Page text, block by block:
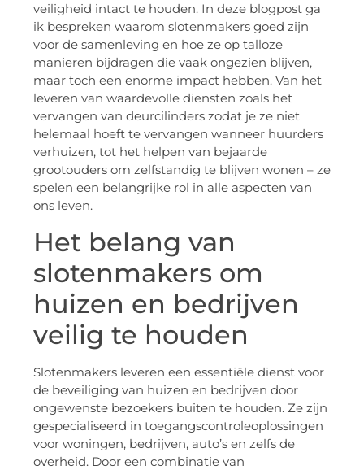
veiligheid intact te houden. In deze blogpost ga
ik bespreken waarom slotenmakers goed zijn
voor de samenleving en hoe ze op talloze
manieren bijdragen die vaak ongezien blijven,
maar toch een enorme impact hebben. Van het
leveren van waardevolle diensten zoals het
vervangen van deurcilinders zodat je ze niet
helemaal hoeft te vervangen wanneer huurders
verhuizen, tot het helpen van bejaarde
grootouders om zelfstandig te blijven wonen – ze
spelen een belangrijke rol in alle aspecten van
ons leven.
Het belang van
slotenmakers om
huizen en bedrijven
veilig te houden
Slotenmakers leveren een essentiële dienst voor
de beveiliging van huizen en bedrijven door
ongewenste bezoekers buiten te houden. Ze zijn
gespecialiseerd in toegangscontroleoplossingen
voor woningen, bedrijven, auto’s en zelfs de
overheid. Door een combinatie van